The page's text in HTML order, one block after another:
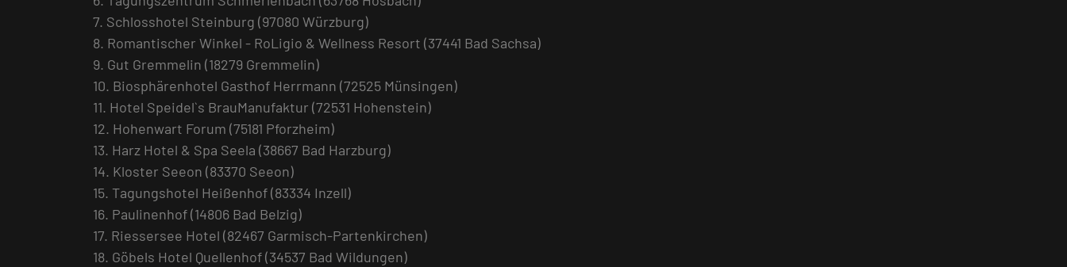
7. Schlosshotel Steinburg (97080 Würzburg)
8. Romantischer Winkel - RoLigio & Wellness Resort (37441 Bad Sachsa)
9. Gut Gremmelin (18279 Gremmelin)
10. Biosphärenhotel Gasthof Herrmann (72525 Münsingen)
11. Hotel Speidel`s BrauManufaktur (72531 Hohenstein)
12. Hohenwart Forum (75181 Pforzheim)
13. Harz Hotel & Spa Seela (38667 Bad Harzburg)
14. Kloster Seeon (83370 Seeon)
15. Tagungshotel Heißenhof (83334 Inzell)
16. Paulinenhof (14806 Bad Belzig)
17. Riessersee Hotel (82467 Garmisch-Partenkirchen)
18. Göbels Hotel Quellenhof (34537 Bad Wildungen)